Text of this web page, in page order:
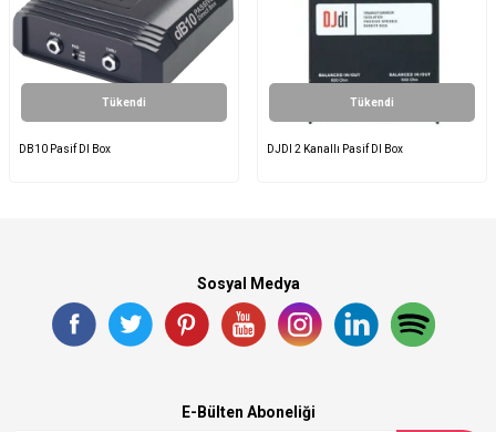
Tükendi
DB10 Pasif DI Box
Tükendi
DJDI 2 Kanallı Pasif DI Box
Sosyal Medya
E-Bülten Aboneliği